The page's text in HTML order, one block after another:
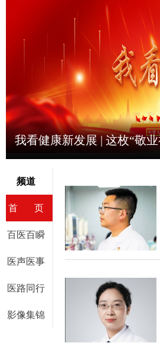
我看健康新发展 | 这枚“敬
频道
首 页
百医百瞬
医声医事
医路同行
影像集锦